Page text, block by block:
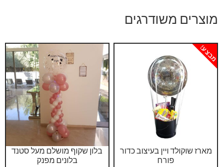
מוצרים משודרגים
בלון שקוף מושלם מעל סטנד
בלונים מפנק
מארז שוקולד ויין בעיצוב כדור
פורח
מבצע!